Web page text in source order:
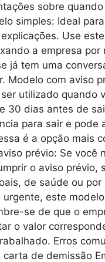
sobre
simples: Ideal
Use
a empresa por
já tem uma
Modelo com aviso
utilizado quando
30 dias antes de
para sair e pode
é a opção mais
prévio: Se você
o aviso prévio,
de saúde ou por
este
se de que o
o valor
Erros
carta de demissão